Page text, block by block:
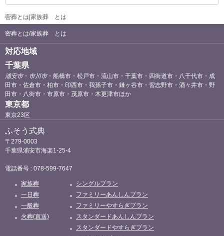
密葬とは|家族葬 とは
密葬とは/家族葬 とは
対応地域
千葉県
浦安市・ 市川市・船橋市・松戸市・流山市・千葉市・四街道市・八千代市・成
田市・佐倉市・柏市・印西市・我孫子市・鎌ヶ谷市・習志野市・酒々井市・野
田市・八街市・市原市・茂原市・木更津市ほか
東京都
東京23区
ふそう式典
〒279-0003
千葉県浦安市海楽1-25-4
電話番号 : 078-599-7647
家族葬
一日葬
一般葬
火葬(直送)
シングルプラン
ファミリーあんしんプラン
ファミリーやすらぎプラン
スタンダードあんしんプラン
スタンダードやすらぎプラン